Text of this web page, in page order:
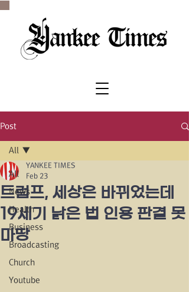
Post
All
News
Health
Business
Broadcasting
Church
Youtube
All
트럼프, 세상은 바뀌었는데
19세기 낡은 법 인용 판결 못
마땅
YANKEE TIMES
Feb 23